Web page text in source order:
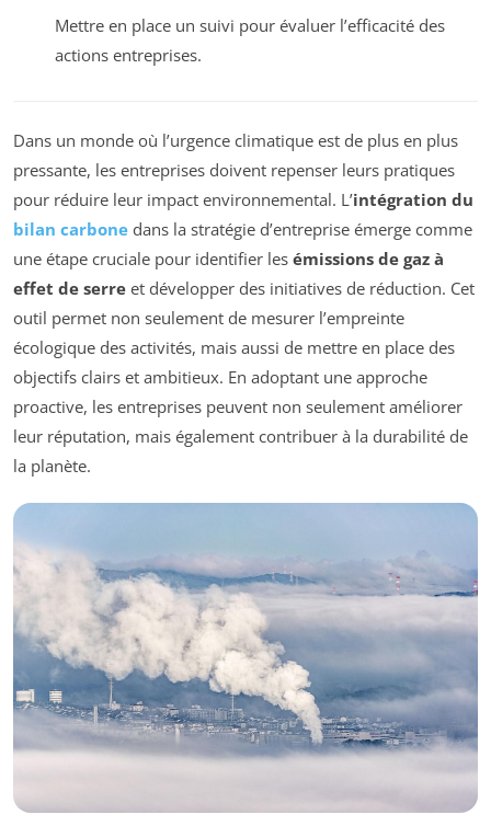
Mettre en place un suivi pour évaluer l’efficacité des
actions entreprises.
Dans un monde où l’urgence climatique est de plus en plus
pressante, les entreprises doivent repenser leurs pratiques
pour réduire leur impact environnemental. L’intégration du
bilan carbone dans la stratégie d’entreprise émerge comme
une étape cruciale pour identifier les émissions de gaz à
effet de serre et développer des initiatives de réduction. Cet
outil permet non seulement de mesurer l’empreinte
écologique des activités, mais aussi de mettre en place des
objectifs clairs et ambitieux. En adoptant une approche
proactive, les entreprises peuvent non seulement améliorer
leur réputation, mais également contribuer à la durabilité de
la planète.